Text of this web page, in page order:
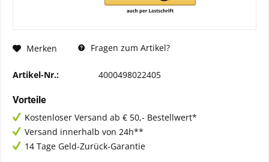
Merken Fragen zum Artikel?
Artikel-Nr.: 4000498022405
Vorteile
Kostenloser Versand ab € 50,- Bestellwert*
Versand innerhalb von 24h**
14 Tage Geld-Zurück-Garantie